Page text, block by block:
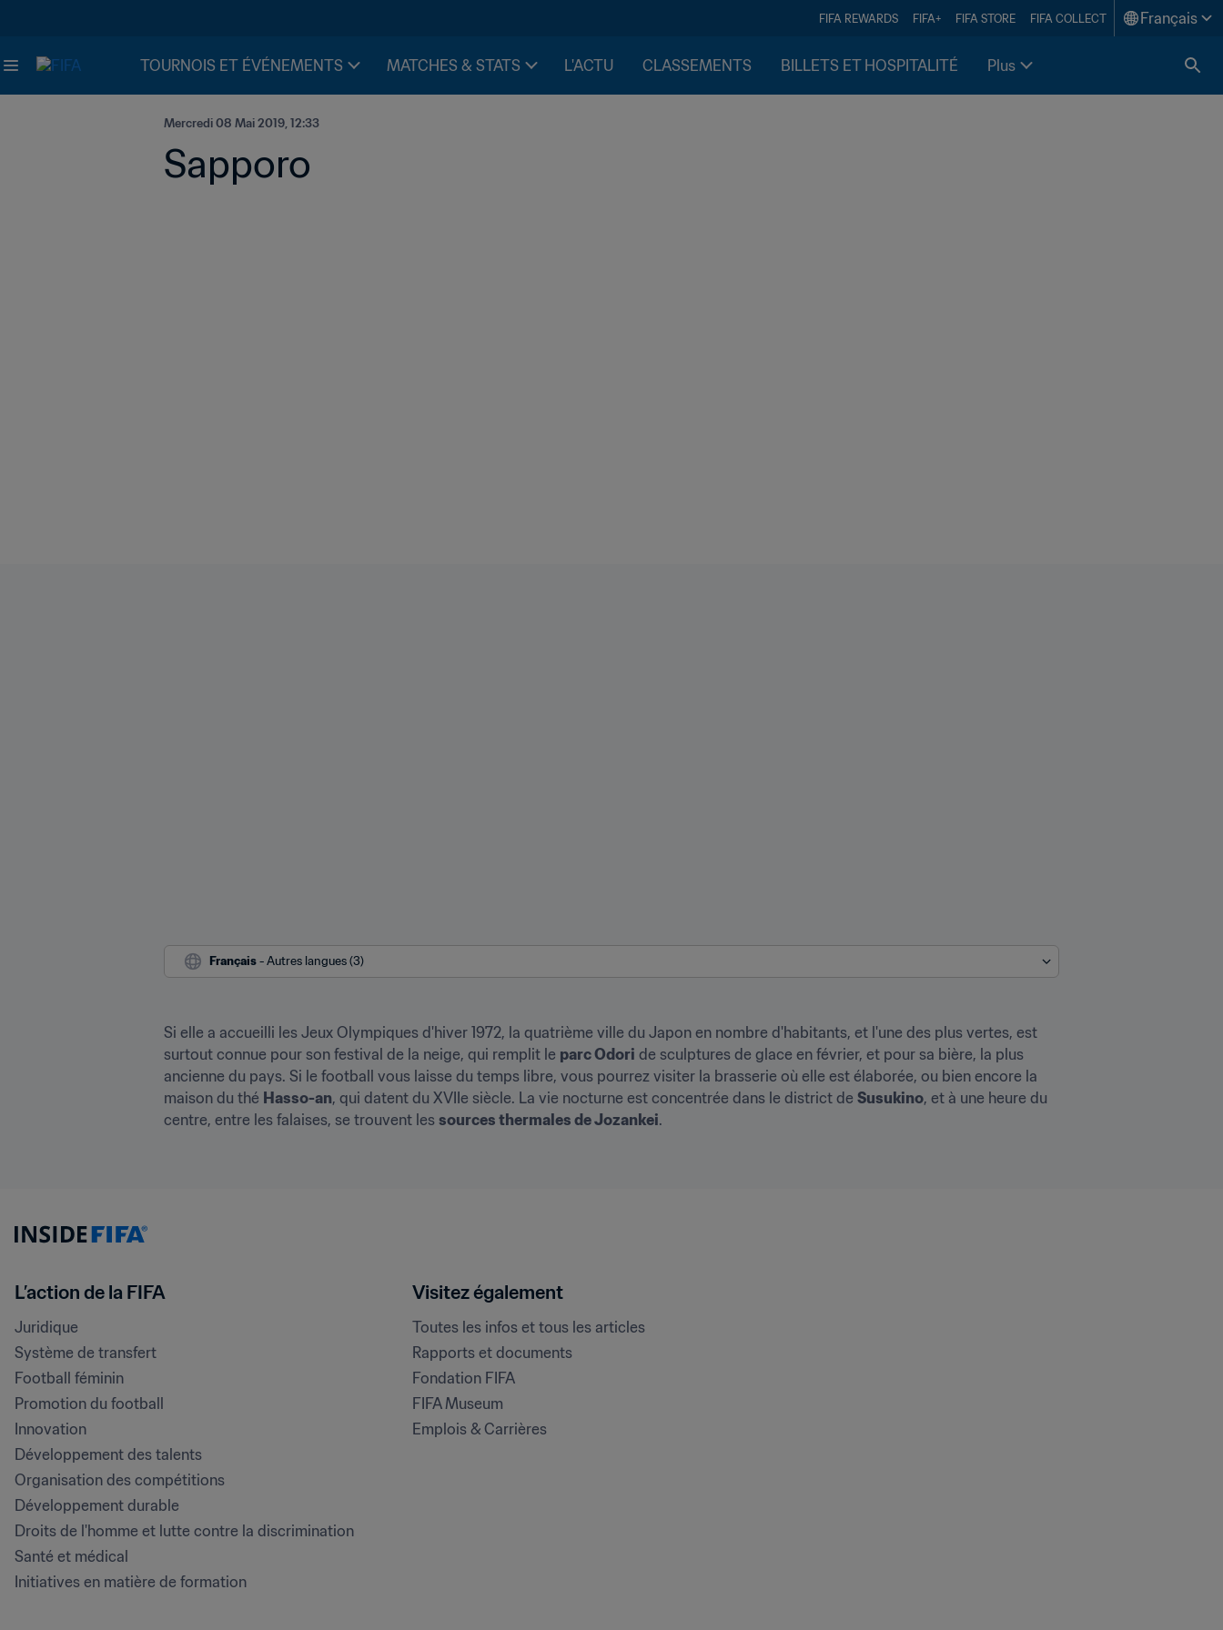
FIFA REWARDS FIFA+ FIFA STORE FIFA COLLECT Français
TOURNOIS ET ÉVÉNEMENTS MATCHES & STATS L'ACTU CLASSEMENTS BILLETS ET HOSPITALITÉ Plus
Mercredi 08 Mai 2019, 12:33
Sapporo
Français - Autres langues (3)
Si elle a accueilli les Jeux Olympiques d'hiver 1972, la quatrième ville du Japon en nombre d'habitants, et l'une des plus vertes, est
surtout connue pour son festival de la neige, qui remplit le parc Odori de sculptures de glace en février, et pour sa bière, la plus
ancienne du pays. Si le football vous laisse du temps libre, vous pourrez visiter la brasserie où elle est élaborée, ou bien encore la
maison du thé Hasso-an, qui datent du XVIIe siècle. La vie nocturne est concentrée dans le district de Susukino, et à une heure du
centre, entre les falaises, se trouvent les sources thermales de Jozankei.
L’action de la FIFA
Juridique
Système de transfert
Football féminin
Promotion du football
Innovation
Développement des talents
Organisation des compétitions
Développement durable
Droits de l'homme et lutte contre la discrimination
Santé et médical
Initiatives en matière de formation
Visitez également
Toutes les infos et tous les articles
Rapports et documents
Fondation FIFA
FIFA Museum
Emplois & Carrières